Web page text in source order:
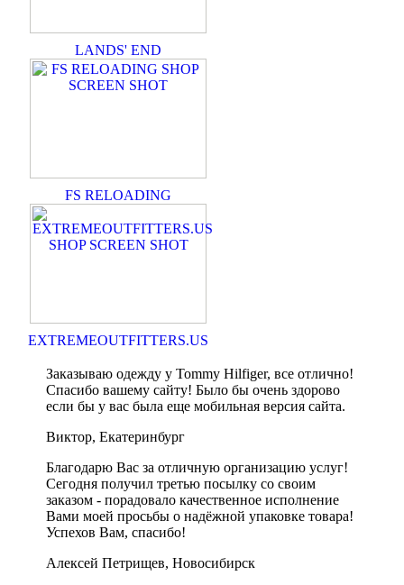
LANDS' END
FS RELOADING
EXTREMEOUTFITTERS.US
Заказываю одежду у Tommy Hilfiger, все отлично!
Спасибо вашему сайту! Было бы очень здорово
если бы у вас была еще мобильная версия сайта.
Виктор, Екатеринбург
Благодарю Вас за отличную организацию услуг!
Сегодня получил третью посылку со своим
заказом - порадовало качественное исполнение
Вами моей просьбы о надёжной упаковке товара!
Успехов Вам, спасибо!
Алексей Петрищев, Новосибирск